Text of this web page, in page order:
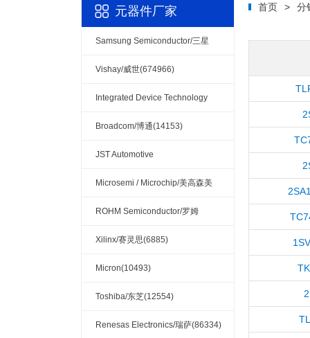
元器件厂家
Samsung Semiconductor/三星
(9707)
Vishay/威世(674966)
Integrated Device Technology
(IDT) / Renesas/艾迪悌/瑞萨(34378)
Broadcom/博通(14153)
JST Automotive
Connectors(10110)
Microsemi / Microchip/美高森美
(132080)
ROHM Semiconductor/罗姆
(34248)
Xilinx/赛灵思(6885)
Micron(10493)
Toshiba/东芝(12554)
Renesas Electronics/瑞萨(86334)
首页 > 分